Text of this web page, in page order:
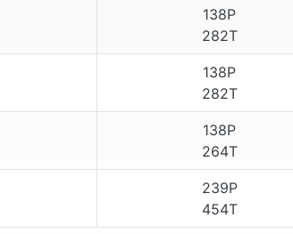
138P
282T
138P
282T
138P
264T
239P
454T